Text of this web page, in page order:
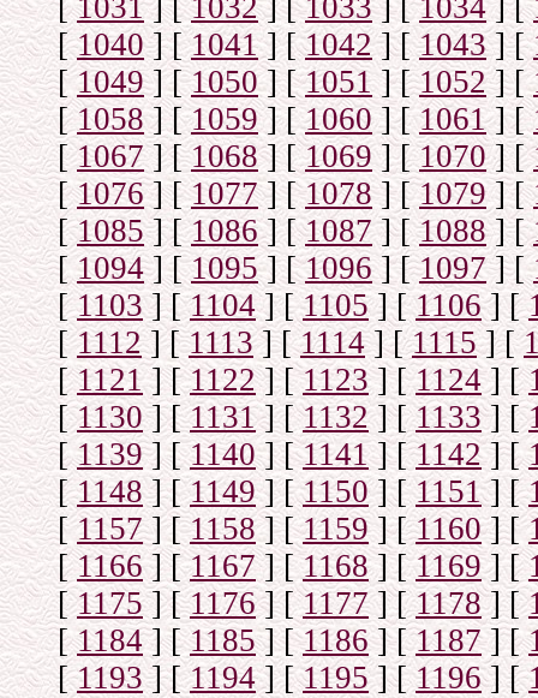
[1031] [1032] [1033] [1034] [
[1040] [1041] [1042] [1043] [
[1049] [1050] [1051] [1052] [
[1058] [1059] [1060] [1061] [
[1067] [1068] [1069] [1070] [
[1076] [1077] [1078] [1079] [
[1085] [1086] [1087] [1088] [
[ 1094] [1095] [1096] [1097] [
[1103] [1104] [1105] [1106] [
[1112] [1113] [1114] [1115] [
[1121] [1122] [1123] [1124] [
[1130] [1131] [1132] [1133] [
[1139] [1140] [1141] [1142] [
[1148] [1149] [1150] [1151] [
[1157] [1158] [1159] [1160] [
[1166] [1167] [1168] [1169] [
[1175] [1176] [1177] [1178] [
[1184] [1185] [1186] [1187] [
[1193] [1194] [1195] [1196] [